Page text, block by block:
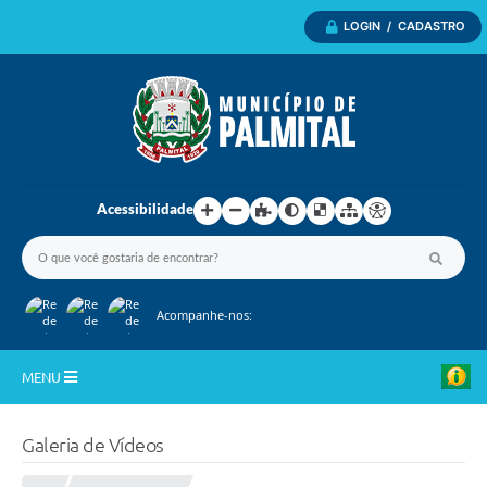
LOGIN / CADASTRO
Acessibilidade
Acompanhe-nos:
MENU
Galeria de Vídeos